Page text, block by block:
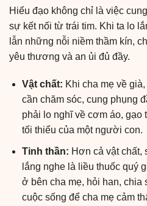
Hiếu đạo không chỉ là việc
sự kết nối từ trái tim. Khi ta lo
lẫn những nỗi niềm thầm kín,
yêu thương và an ủi đủ đầy.
Vật chất: Khi cha mẹ về
cần chăm sóc, cung phụng
phải lo nghĩ về cơm áo, gạo
tối thiểu của một người con.
Tinh thần: Hơn cả vật chất,
lắng nghe là liều thuốc quý
ở bên cha mẹ, hỏi han, chia
cuộc sống để cha mẹ cảm